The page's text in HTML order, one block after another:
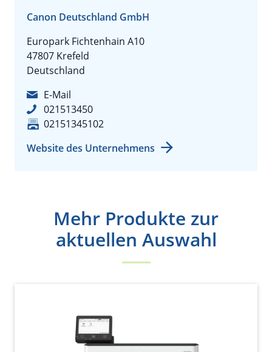
Canon Deutschland GmbH
Europark Fichtenhain A10
47807 Krefeld
Deutschland
E-Mail
021513450
02151345102
Website des Unternehmens
Mehr Produkte zur
aktuellen Auswahl